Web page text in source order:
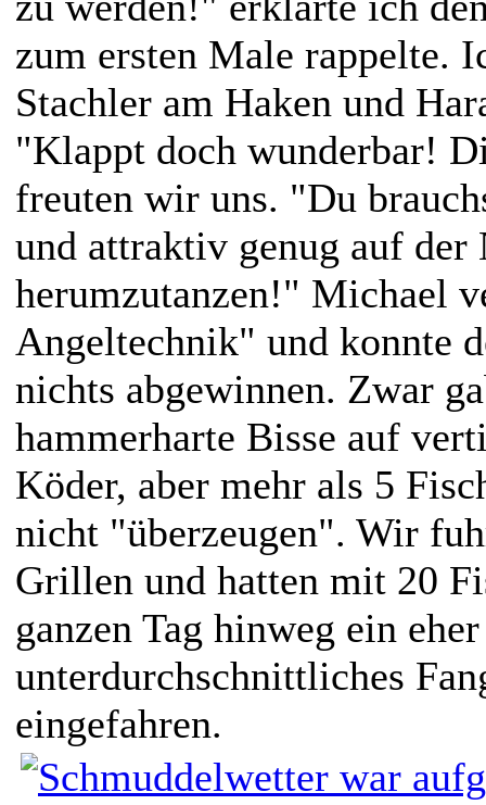
zum ersten Male rappelte.
Stachler am Haken und
"Klappt doch wunderbar!
freuten wir uns. "Du
und attraktiv genug auf der
herumzutanzen!" Michael
Angeltechnik" und konnte
nichts abgewinnen. Zwar
hammerharte Bisse auf
Köder, aber mehr als 5
nicht "überzeugen". Wir
Grillen und hatten mit 20
ganzen Tag hinweg ein eher
unterdurchschnittliches
eingefahren.